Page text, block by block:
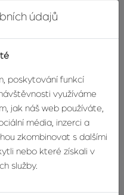
dokončena
údajů
poskytování funkcí
využíváme
jak náš web používáte,
média, inzerci a
zkombinovat s dalšími
nebo které získali v
služby.